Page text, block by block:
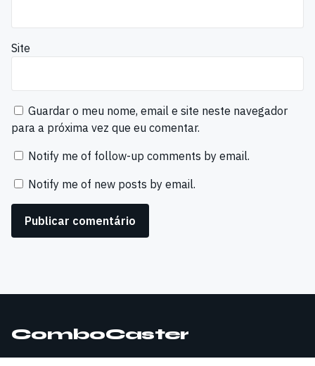
Site
Guardar o meu nome, email e site neste navegador
para a próxima vez que eu comentar.
Notify me of follow-up comments by email.
Notify me of new posts by email.
ComboCaster